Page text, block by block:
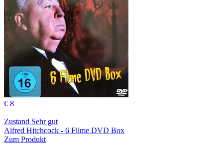
€ 8
Zustand Sehr gut
Alfred Hitchcock - 6 Filme DVD Box
Zum Produkt